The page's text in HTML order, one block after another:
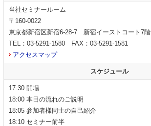
当社セミナールーム
〒160-0022
東京都新宿区新宿6-28-7 新宿イーストコート7階
TEL：03-5291-1580 FAX：03-5291-1581
アクセスマップ
スケジュール
17:30 開場
18:00 本日の流れのご説明
18:05 参加者様同士の自己紹介
18:10 セミナー前半